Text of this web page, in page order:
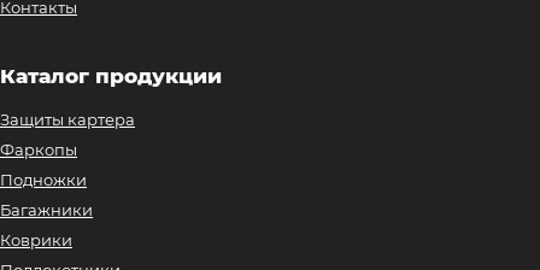
Контакты
Каталог продукции
Защиты картера
Фаркопы
Подножки
Багажники
Коврики